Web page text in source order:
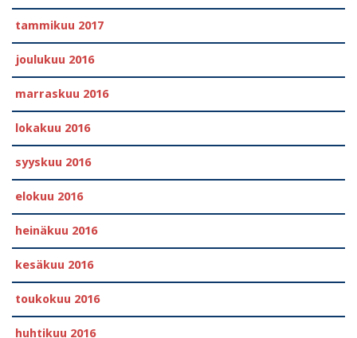
tammikuu 2017
joulukuu 2016
marraskuu 2016
lokakuu 2016
syyskuu 2016
elokuu 2016
heinäkuu 2016
kesäkuu 2016
toukokuu 2016
huhtikuu 2016